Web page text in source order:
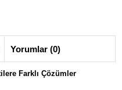
Yorumlar (0)
Farklı Çözümler